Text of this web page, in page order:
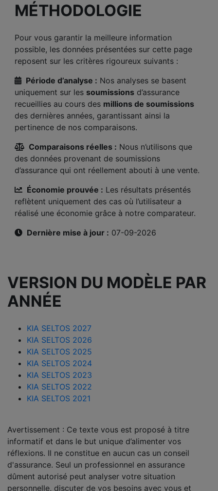
MÉTHODOLOGIE
Pour vous garantir la meilleure information
possible, les données présentées sur cette page
reposent sur les critères rigoureux suivants :
Période d’analyse : Nos analyses se basent
uniquement sur les soumissions d’assurance
recueillies au cours des millions de soumissions
des dernières années, garantissant ainsi la
pertinence de nos comparaisons.
Comparaisons réelles : Nous n’utilisons que
des données provenant de soumissions
d’assurance qui ont réellement abouti à une vente.
Économie prouvée : Les résultats présentés
reflètent uniquement des cas où l’utilisateur a
réalisé une économie grâce à notre comparateur.
Dernière mise à jour : 07-09-2026
VERSION DU MODÈLE PAR
ANNÉE
KIA SELTOS 2027
KIA SELTOS 2026
KIA SELTOS 2025
KIA SELTOS 2024
KIA SELTOS 2023
KIA SELTOS 2022
KIA SELTOS 2021
Avertissement : Ce texte vous est proposé à titre
informatif et dans le but unique d’alimenter vos
réflexions. Il ne constitue en aucun cas un conseil
d'assurance. Seul un professionnel en assurance
dûment autorisé peut analyser votre situation
personnelle, discuter de vos besoins avec vous et